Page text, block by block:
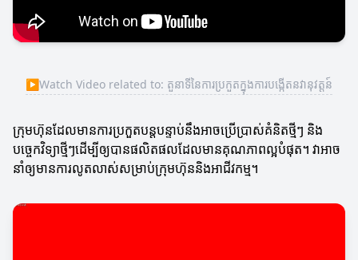
▶Watch Video related to: តួនាទីនៃការប្រកួតក្នុងការបង្កើតនវានុវត្តន៍
ក្រុមហ៊ុនដែលមានការប្រកួតបន្តបន្ទាប់នឹងអាចប្រើប្រាស់គំនិតថ្មីៗ និង
បច្ចេកវិទ្យាថ្មីៗដើម្បីឲ្យបានផលិតផលដែលមានគុណភាពល្អបំផុត។ វាអាច
នាំឲ្យមានការលូតលាស់សម្រាប់ក្រុមហ៊ុននិងអាជីវកម្ម។